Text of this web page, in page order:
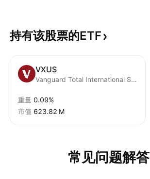
持有该股票的ETF
VXUS
Vanguard Total International Stock ETF
重量 0.09%
市值 ‪623.82 M‬
常见问题解答